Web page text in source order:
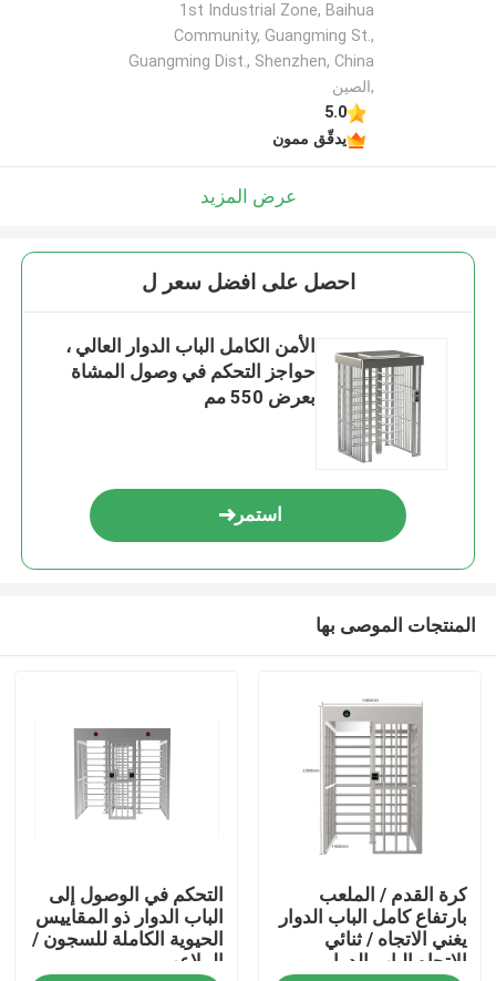
منزل
1st Industrial Zone, Baihua
Community, Guangming St.,
Guangming Dist., Shenzhen, China
,الصين
5.0
يدقّق ممون
عرض المزيد
احصل على افضل سعر ل
الأمن الكامل الباب الدوار العالي ،
حواجز التحكم في وصول المشاة
بعرض 550 مم
استمر
المنتجات الموصى بها
كرة القدم / الملعب
بارتفاع كامل الباب الدوار
يغني الاتجاه / ثنائي
الاتجاه الباب الدوار
التحكم في الوصول إلى
الباب الدوار ذو المقاييس
الحيوية الكاملة للسجون /
الملاعب